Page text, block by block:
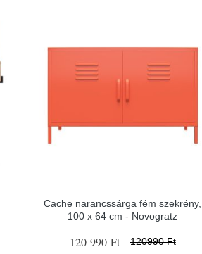
Cache narancssárga fém szekrény,
100 x 64 cm - Novogratz
120 990 Ft 120990 Ft